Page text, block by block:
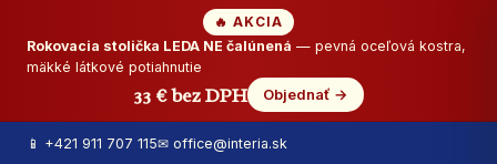
🔥 AKCIA
Rokovacia stolička LEDA NE čalúnená — pevná oceľová kostra,
mäkké látkové potiahnutie
33 € bez DPH Objednať →
📱 +421 911 707 115✉ office@interia.sk